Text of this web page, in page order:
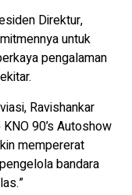
Direktur,
untuk
pengalaman
Ravishankar
90’s Autoshow
mempererat
bandara